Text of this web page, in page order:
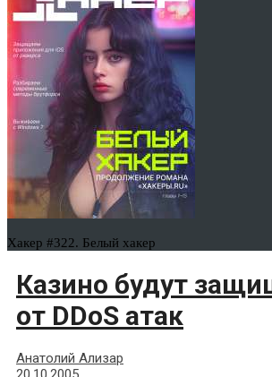
Хакер #322. Белый хакер
Казино будут
от DDoS атак
Анатолий Ализар